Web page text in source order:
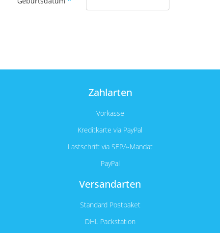
Zahlarten
Vorkasse
Kreditkarte via PayPal
Lastschrift via SEPA-Mandat
PayPal
Versandarten
Standard Postpaket
DHL Packstation